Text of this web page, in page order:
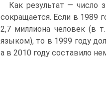
Как результат —
сокращается. Если в 1989
2,7 миллиона человек (в
языком), то в 1999 году
а в 2010 году составило